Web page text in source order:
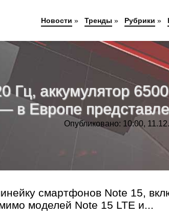
Гц, аккумулятор
в Европе
Опубликовано: 10:00,
смартфонов Note 15,
моделей Note 15 LTE и...
Новости » Тренды » Рубрики »